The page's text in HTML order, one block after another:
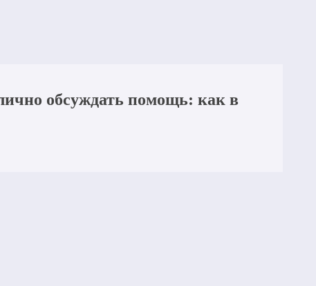
обсуждать помощь: как в